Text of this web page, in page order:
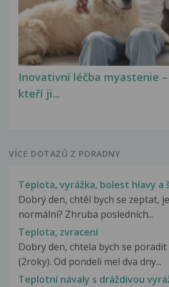
Inovativní léčba myastenie
kteří ji...
VÍCE DOTAZŮ Z PORADNY
Teplota, vyrážka, bolest hlavy a
Dobrý den, chtěl bych se zeptat,
normální? Zhruba posledních...
Teplota, zvracení
Dobry den, chtela bych se
(2roky). Od pondeli mel dva dny...
Teplotní návaly s dráždivou